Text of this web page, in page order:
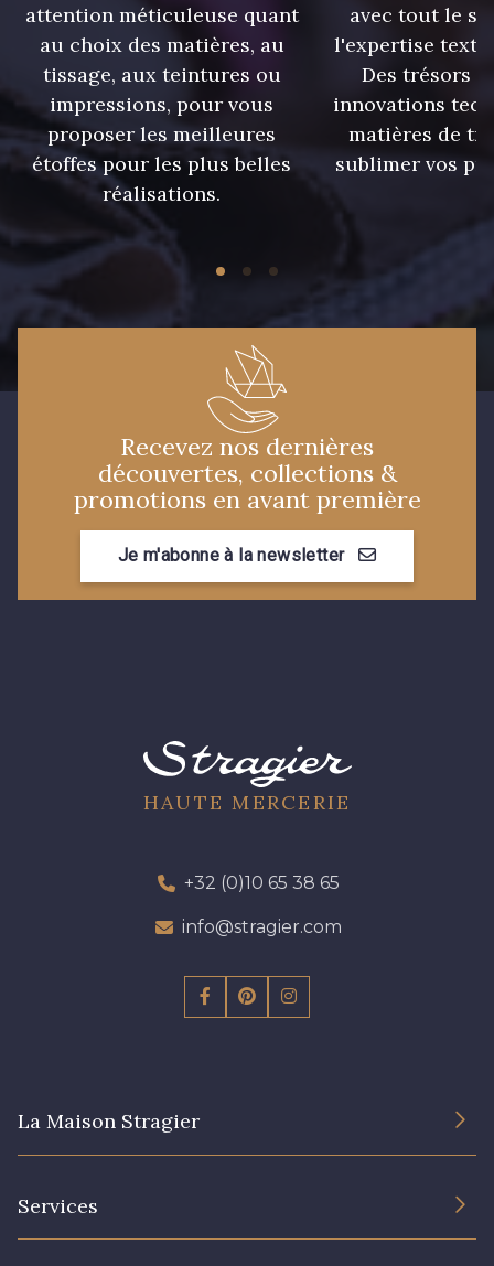
attention méticuleuse quant
au choix des matières, au
tissage, aux teintures ou
impressions, pour vous
proposer les meilleures
étoffes pour les plus belles
réalisations.
avec tout le
l'expertise
Des trésors
innovations
matières de
sublimer vos
Recevez nos dernières
découvertes, collections &
promotions en avant première
Je m'abonne à la newsletter
HAUTE MERCERIE
+32 (0)10 65 38 65
info@stragier.com
La Maison Stragier
Services